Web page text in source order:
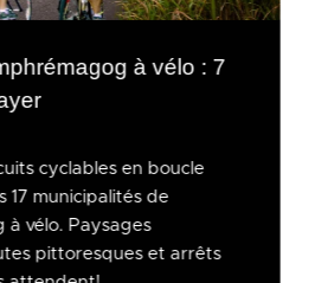
à vélo : 7
cyclables en boucle
17 municipalités de
à vélo. Paysages
pittoresques et arrêts